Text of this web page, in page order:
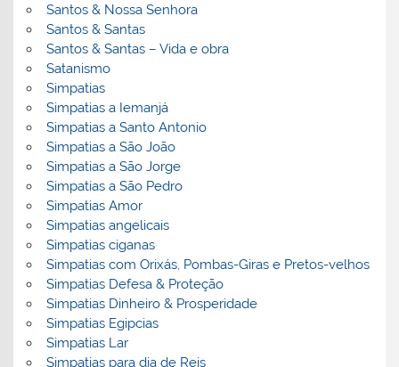
Santos & Nossa Senhora
Santos & Santas
Santos & Santas – Vida e obra
Satanismo
Simpatias
Simpatias a Iemanjá
Simpatias a Santo Antonio
Simpatias a São João
Simpatias a São Jorge
Simpatias a São Pedro
Simpatias Amor
Simpatias angelicais
Simpatias ciganas
Simpatias com Orixás, Pombas-Giras e Pretos-velhos
Simpatias Defesa & Proteção
Simpatias Dinheiro & Prosperidade
Simpatias Egipcias
Simpatias Lar
Simpatias para dia de Reis